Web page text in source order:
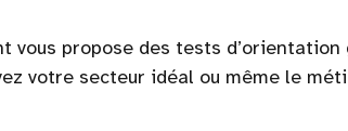
vous propose des tests
votre secteur idéal ou même le